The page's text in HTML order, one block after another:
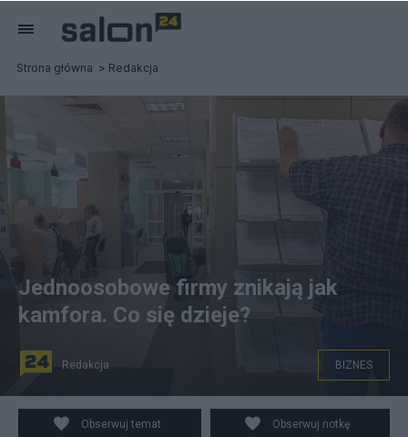
Strona główna Redakcja
Jednoosobowe firmy znikają jak
kamfora. Co się dzieje?
Redakcja BIZNES
Obserwuj temat Obserwuj notkę